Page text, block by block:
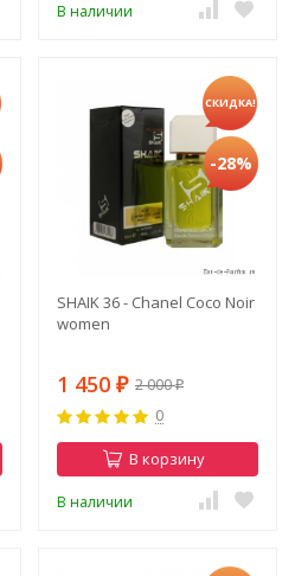
В наличии
СКИДКА!
-28%
SHAIK 36 - Chanel Coco Noir
women
1 450 ₽ 2 000₽
0
В корзину
В наличии